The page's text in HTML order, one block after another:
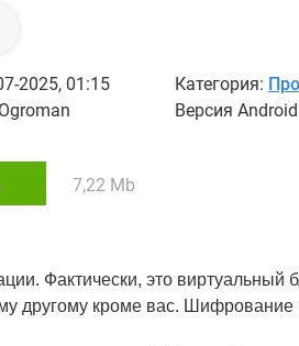
2025, 01:15 Категория:
Версия
7,22 Mb
Фактически, это виртуальный
другому кроме вас.